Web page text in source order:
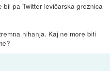
pa Twitter levičarska greznica
nihanja. Kaj ne more biti